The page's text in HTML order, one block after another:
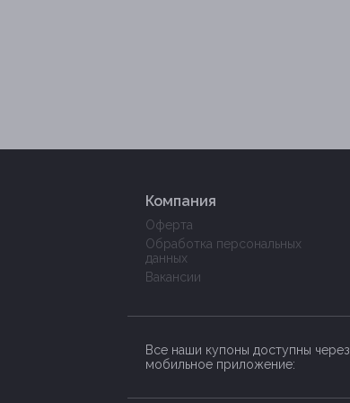
Компания
Оферта
Обработка персональных
данных
Вакансии
Все наши купоны доступны через
мобильное приложение: